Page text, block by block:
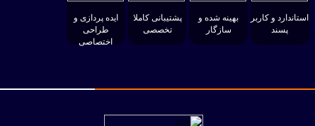
استاندارد و کاربر
پسند
بهینه شده و
سازگار
پشتیبانی کاملا
تخصصی
ایده پردازی و
طراحی
اختصاصی